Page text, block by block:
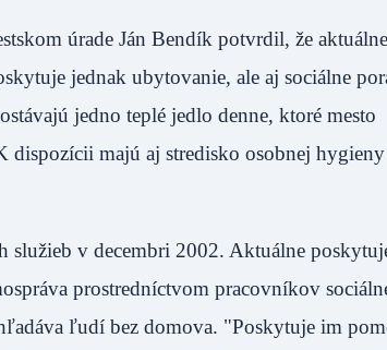
úrade Ján Bendík potvrdil, že
jednak ubytovanie, ale aj sociálne
jedno teplé jedlo denne, ktoré mesto
majú aj stredisko osobnej
služieb v decembri 2002. Aktuálne
prostredníctvom pracovníkov
ľudí bez domova. "Poskytuje im